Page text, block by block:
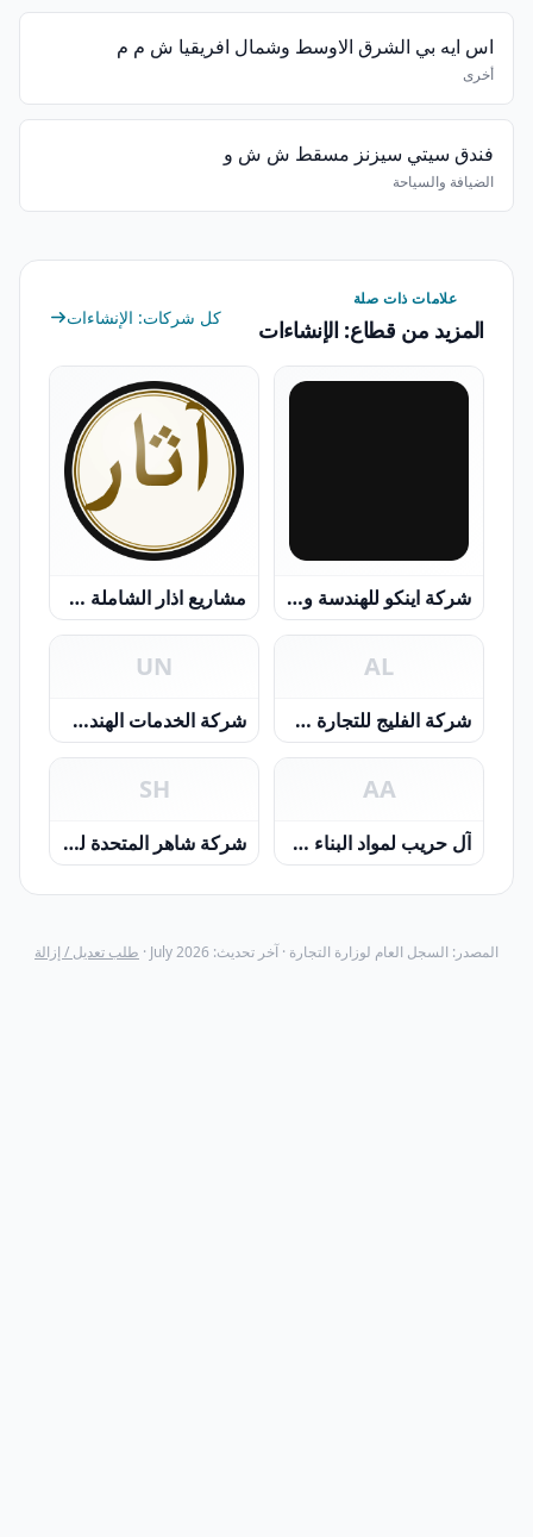
اس ايه بي الشرق الاوسط وشمال افريقيا ش م م
أخرى
فندق سيتي سيزنز مسقط ش ش و
الضيافة والسياحة
علامات ذات صلة
المزيد من قطاع: الإنشاءات كل شركات: الإنشاءات
شركة اينكو للهندسة والتصنيع والتجارة والمقاولات المدنية ش . م . م مشاريع اذار الشاملة ش.م.م
AL
شركة الفليج للتجارة والمقاولات ش م م
UN
شركة الخدمات الهندسية المتحدة ش.م.م
AA
آل حريب لمواد البناء ش م م
SH
شركة شاهر المتحدة للتجارة والمقاولات ش م م
المصدر: السجل العام لوزارة التجارة · آخر تحديث: July 2026 · طلب تعديل / إزالة